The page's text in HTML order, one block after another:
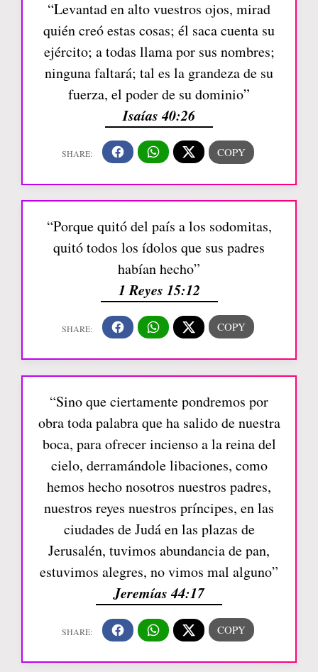
“Levantad en alto vuestros ojos, mirad
quién creó estas cosas; él saca cuenta su
ejército; a todas llama por sus nombres;
ninguna faltará; tal es la grandeza de su
fuerza, el poder de su dominio”
Isaías 40:26
“Porque quitó del país a los sodomitas,
quitó todos los ídolos que sus padres
habían hecho”
1 Reyes 15:12
“Sino que ciertamente pondremos por
obra toda palabra que ha salido de nuestra
boca, para ofrecer incienso a la reina del
cielo, derramándole libaciones, como
hemos hecho nosotros nuestros padres,
nuestros reyes nuestros príncipes, en las
ciudades de Judá en las plazas de
Jerusalén, tuvimos abundancia de pan,
estuvimos alegres, no vimos mal alguno”
Jeremías 44:17